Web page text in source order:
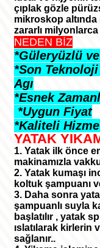
çıplak gözle
mikroskop
zararlı
NEDEN BİZ
*Güleryüzlü
*Son
Agı
*Esnek
*Uygun Fiyat
*Kaliteli
YATAK
1. Yatak ilk önce
makinamızla
2. Yatak kumaşı
koltuk şampuanı
3. Daha sonra
şampuanlı suyla
başlatılır , yatak
ıslatılarak kirlerin
sağlanır..